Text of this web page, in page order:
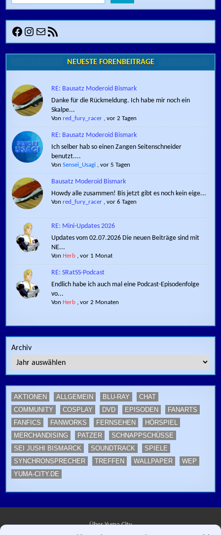
Facebook
Instagram
E-MailRSS-Feed
NEUESTE FORENBEITRÄGE
RE: Bausatz Moderoid Bismark
Danke für die Rückmeldung. Ich habe mir noch ein
Skalpe...
Vonred_fury_racer ,vor 2 Tagen
RE: Bausatz Moderoid Bismark
Ich selber hab so einen Zangen Seitenschneider
benutzt....
VonSensei_Usagi ,vor 5 Tagen
Bausatz Moderoid Bismark
Howdy alle zusammen! Bis jetzt gibt es noch kein eige...
Vonred_fury_racer ,vor 6 Tagen
RE: Mini-Updates 2026
Updates vom 02.07.2026 Die neuen Beiträge sind mit
NE...
Von Herb ,vor 1 Monat
RE: SRatSS-Podcast
Endlich habe ich auch mal eine Podcast-Episodenfolge
vo...
Von Herb ,vor 2 Monaten
Archiv
AKTIONEN ALLGEMEIN BLU-RAY
CHAT
COMMUNITY
COSPLAY DVD EPISODEN
FANARTS
FANFICS
FANWORKS FERNSEHEN
HÖRSPIEL
MERCHANDISING
PATZER
SCHNAPPSCHÜSSE
SEI JUSHI BISMARCK
SOUNDTRACK
SPIELE
SYNCHRONSPRECHER
TREFFEN WALLPAPER
WEP
YUMA-CITY.DE
Über Yuma City